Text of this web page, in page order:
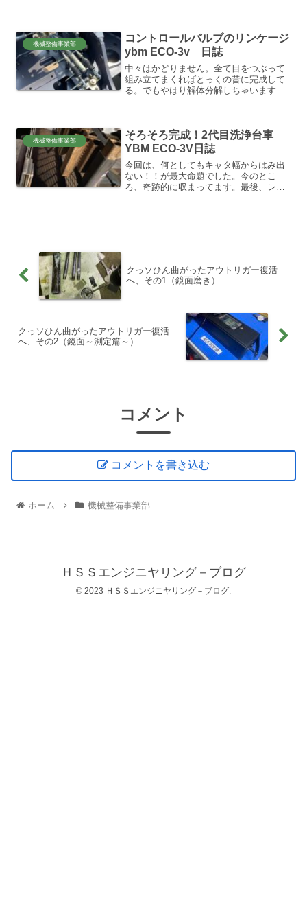
ってのリアカーの...
機械整備事業部
コントロールバルブのリンケージ
ybm ECO-3v 日誌
中々はかどりません。全て目をつぶって
組み立てまくればとっくの昔に完成して
る。でもやはり解体分解しちゃいます。
ジは無くなって、全てパイ...
機械整備事業部
そろそろ完成！2代目洗浄台車
YBM ECO-3V日誌
今回は、何としてもキャタ幅からはみ出
ない！！が最大命題でした。今のとこ
ろ、奇跡的に収まってます。最後、レン
クっソひん曲がったアウトリガー復活
へ、その1（鏡面磨き）
クっソひん曲がったアウトリガー復活
へ、その2（鏡面～測定篇～）
コメント
コメントを書き込む
ホーム 機械整備事業部
ＨＳＳエンジニヤリング－ブログ
© 2023 ＨＳＳエンジニヤリング－ブログ.